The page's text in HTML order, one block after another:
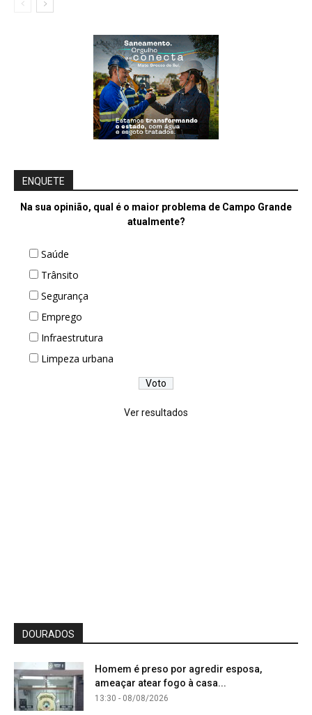
ENQUETE
Na sua opinião, qual é o maior problema de Campo Grande
atualmente?
Saúde
Trânsito
Segurança
Emprego
Infraestrutura
Limpeza urbana
Ver resultados
DOURADOS
Homem é preso por agredir esposa,
ameaçar atear fogo à casa...
13:30 - 08/08/2026